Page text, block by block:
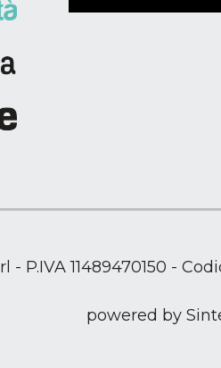
- P.IVA 11489470150 -
powered by